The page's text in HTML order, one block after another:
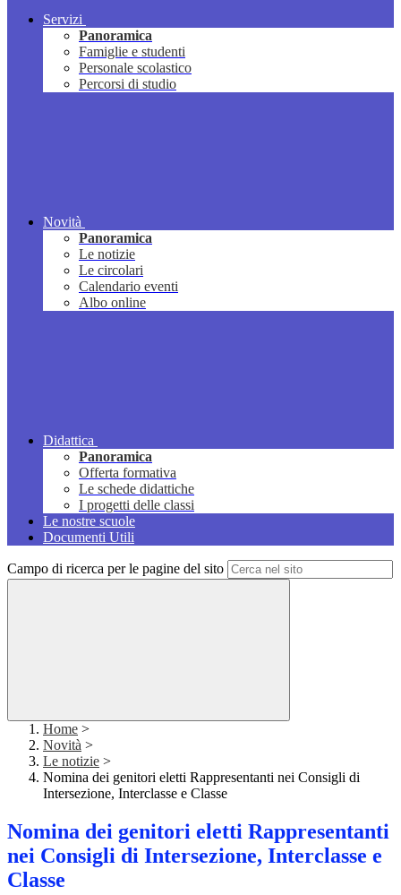
Servizi
Panoramica
Famiglie e studenti
Personale scolastico
Percorsi di studio
Novità
Panoramica
Le notizie
Le circolari
Calendario eventi
Albo online
Didattica
Panoramica
Offerta formativa
Le schede didattiche
I progetti delle classi
Le nostre scuole
Documenti Utili
Campo di ricerca per le pagine del sito
Home >
Novità >
Le notizie >
Nomina dei genitori eletti Rappresentanti nei Consigli di
Intersezione, Interclasse e Classe
Nomina dei genitori eletti Rappresentanti
nei Consigli di Intersezione, Interclasse e
Classe